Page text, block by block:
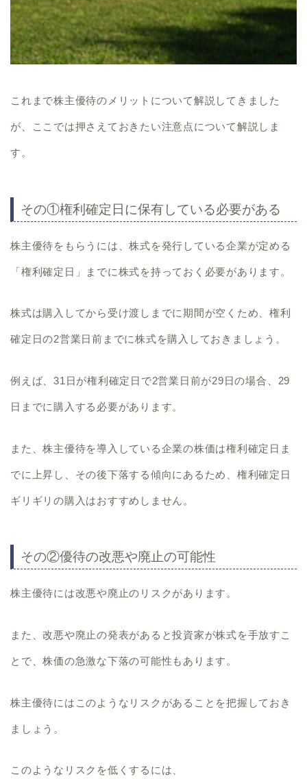
これまで株主優待のメリットについて解説してきました
が、ここでは押さえておきたい注意点について解説しま
す。
その①権利確定日に保有している必要がある
株主優待をもらうには、株式を発行している企業が定める
「権利確定日」 までに株式を持っておく必要があります。
株式は購入してから受け渡しまでに期間が空くため、権利
確定日の2営業日前までに株式を購入しておきましょう。
例えば、31日が権利確定日で2営業日前が29日の場合、29
日までに購入する必要があります。
また、株主優待を導入している企業の株価は権利確定日ま
でに上昇し、その後下落する傾向にあるため、権利確定日
ギリギリの購入はおすすめしません。
その②優待の改悪や廃止の可能性
株主優待には改悪や廃止のリスクがあります。
また、改悪や廃止の発表があると投資家が株式を手放すこ
とで、株価の急激な下落の可能性もあります。
株主優待にはこのようなリスクがあることを把握しておき
ましょう。
このようなリスクを低くするには、